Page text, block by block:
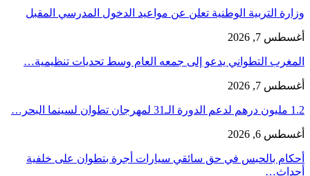
وزارة التربية الوطنية تعلن عن مواعيد الدخول المدرسي المقبل
أغسطس 7, 2026
المغرب التطواني يدعو إلى جمعه العام وسط تحديات تنظيمية…
أغسطس 7, 2026
1.2 مليون درهم لدعم الدورة الـ31 لمهرجان تطوان لسينما البحر…
أغسطس 6, 2026
أحكام بالحبس في حق سائقي سيارات أجرة بتطوان على خلفية
أحداث…